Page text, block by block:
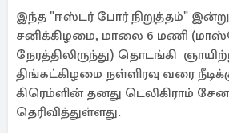
இந்த "ஈஸ்டர் போர் நிறுத்தம்" இன்று,
சனிக்கிழமை, மாலை 6 மணி
நேரத்திலிருந்து) தொடங்கி
திங்கட்கிழமை நள்ளிரவு வரை
கிரெம்ளின் தனது டெலிகிராம்
தெரிவித்துள்ளது.